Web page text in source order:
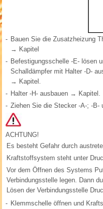
- Bauen Sie die Zusatzheizung
→ Kapitel
- Befestigungsschelle -E- lösen
Schalldämpfer mit Halter -D-
→ Kapitel.
- Halter -H- ausbauen → Kapitel.
- Ziehen Sie die Stecker -A-; -B-
ACHTUNG!
Es besteht Gefahr durch
Kraftstoffsystem steht unter
Vor dem Öffnen des Systems
Verbindungsstelle legen. Dann
Lösen der Verbindungsstelle
- Klemmschelle öffnen und